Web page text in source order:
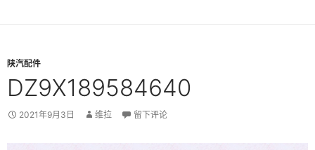
陕汽配件
DZ9X189584640
2021年9月3日 维拉 留下评论